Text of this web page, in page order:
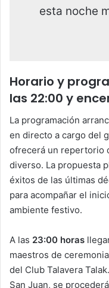
esta noche
Horario y
las 22:00 y
La programación
en directo a cargo del
ofrecerá un repertorio
diverso. La propuesta
éxitos de las últimas
para acompañar el
ambiente festivo.
A las 23:00 horas
maestros de
del Club Talavera
San Juan, se